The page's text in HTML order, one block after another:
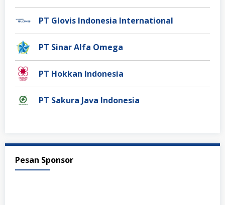
PT Glovis Indonesia International
PT Sinar Alfa Omega
PT Hokkan Indonesia
PT Sakura Java Indonesia
Pesan Sponsor